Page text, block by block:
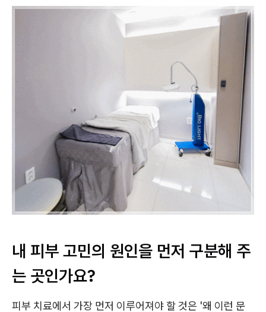
내 피부 고민의 원인을 먼저 구분해 주
는 곳인가요?
피부 치료에서 가장 먼저 이루어져야 할 것은 '왜 이런 문